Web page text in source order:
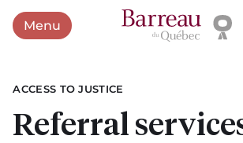
MenuOpen menu
ACCESS TO JUSTICE
Referral